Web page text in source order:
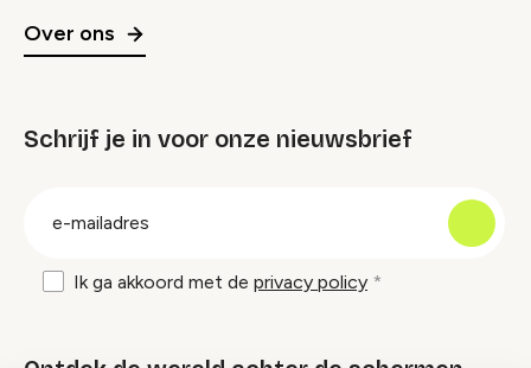
Over ons
Schrijf je in voor onze nieuwsbrief
Ik ga akkoord met de privacy policy